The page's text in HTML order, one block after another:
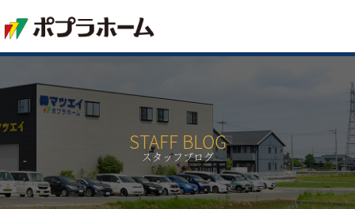
STAFF BLOG
スタッフブログ